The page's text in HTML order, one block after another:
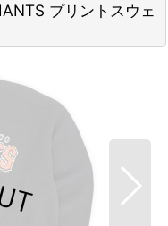
プリントスウェ